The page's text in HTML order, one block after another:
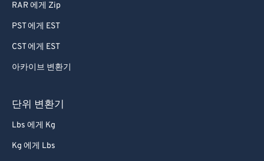
RAR 에게 Zip
PST 에게 EST
CST 에게 EST
아카이브 변환기
단위 변환기
Lbs 에게 Kg
Kg 에게 Lbs